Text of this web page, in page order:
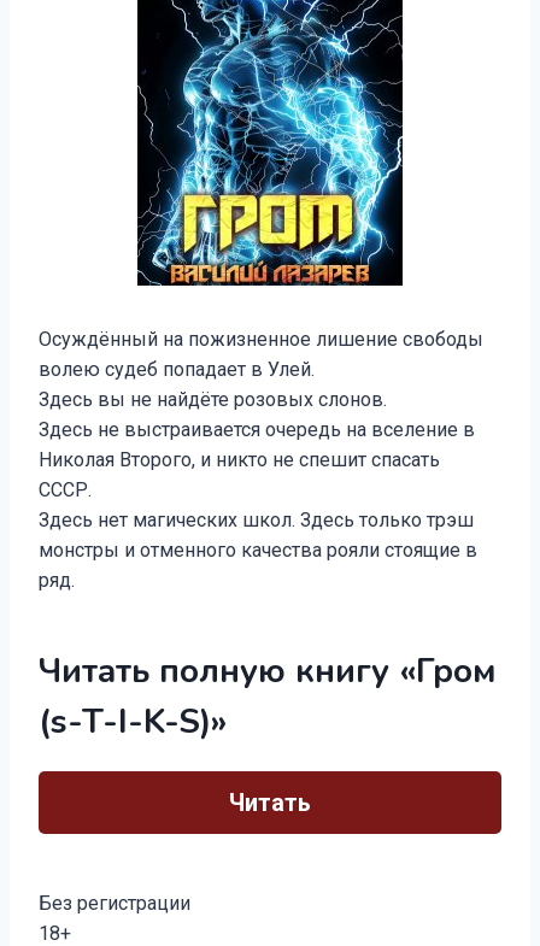
Осуждённый на пожизненное лишение свободы
волею судеб попадает в Улей.
Здесь вы не найдёте розовых слонов.
Здесь не выстраивается очередь на вселение в
Николая Второго, и никто не спешит спасать
СССР.
Здесь нет магических школ. Здесь только трэш
монстры и отменного качества рояли стоящие в
ряд.
Читать полную книгу «Гром
(s-T-I-K-S)»
Читать
Без регистрации
18+